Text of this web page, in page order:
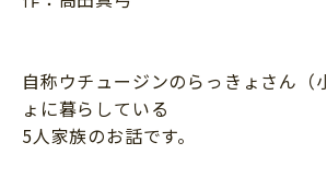
科学・プログラミング
絵本・読み聞かせ
自由研究・工作
トラブル
親子でいっしょに
人間関係
自称ウチュージンのらっきょさん（
ょに暮らしている
5人家族のお話です。